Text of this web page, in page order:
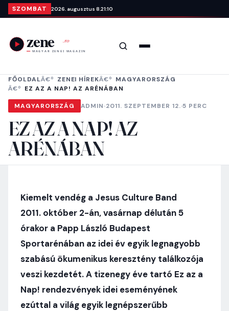
Ugrás a tartalomra
SZOMBAT 2026. augusztus 8. 21:10
Keresés
FŐOLDAL ZENEI HÍREK
MAGYARORSZÁG
EZ AZ A NAP! AZ ARÉNÁBAN
MAGYARORSZÁG ADMIN·2011. SZEPTEMBER 12.·5 PERC
EZ AZ A NAP! AZ
ARÉNÁBAN
Kiemelt vendég a Jesus Culture Band
2011. október 2-án, vasárnap délután 5
órakor a Papp László Budapest
Sportarénában az idei év egyik legnagyobb
szabású ökumenikus keresztény találkozója
veszi kezdetét. A tizenegy éve tartó Ez az a
Nap! rendezvények idei eseményének
ezúttal a világ egyik legnépszerűbb